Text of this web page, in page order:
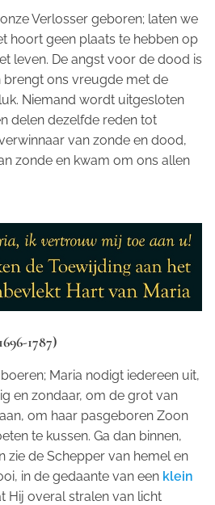
Verlosser geboren; laten we
hoort geen plaats te hebben op
leven. De angst voor de dood is
brengt ons vreugde met de
Niemand wordt uitgesloten
delen dezelfde reden tot
van zonde en dood,
zonde en kwam om ons allen
1787)
Maria nodigt iedereen uit,
en zondaar, om de grot van
om haar pasgeboren Zoon
te kussen. Ga dan binnen,
zie de Schepper van hemel en
in de gedaante van een klein
Hij overal stralen van licht